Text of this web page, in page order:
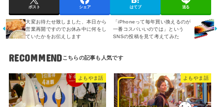
ポスト シェア はてブ 送る
「iPhoneって毎年買い換えるのが
一番コスパいいのでは」という
SNSの投稿を見て考えてみた
大変お待たせ致しました、本日から
営業再開ですのでお休み中に何をし
ていたかをお伝えします
RECOMMEND
よもやま話 よもやま話